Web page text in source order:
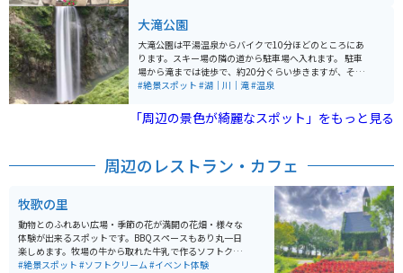
大滝公園
大滝公園は平湯温泉からバイクで10分ほどのところにあ
ります。スキー場の隣の道から駐車場へ入れます。 駐車
場から滝までは徒歩で、約20分ぐらい歩きますが、そこ
まで苦にならないと思います。 滝は落差64メートル。雪
#絶景スポット #湖｜川｜滝#温泉
「周辺の景色が綺麗なスポット」をもっと見る
周辺のレストラン・カフェ
牧歌の里
動物とのふれあい広場・季節の花が満開の花畑・様々な
体験が出来るスポットです。BBQスペースもあり丸一日
楽しめます。牧場の牛から取れた牛乳で作るソフトクリ
ームは絶品なので、ぜひ一度食べてみてほしいです。
#絶景スポット #ソフトクリーム#イベント体験